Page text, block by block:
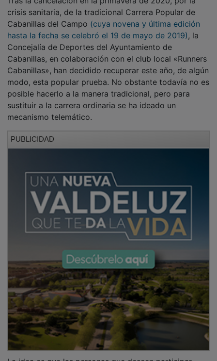
crisis sanitaria, de la tradicional Carrera Popular de
Cabanillas del Campo (cuya novena y última edición
hasta la fecha se celebró el 19 de mayo de 2019), la
Concejalía de Deportes del Ayuntamiento de
Cabanillas, en colaboración con el club local «Runners
Cabanillas», han decidido recuperar este año, de algún
modo, esta popular prueba. No obstante todavía no es
posible hacerlo a la manera tradicional, pero para
sustituir a la carrera ordinaria se ha ideado un
mecanismo telemático.